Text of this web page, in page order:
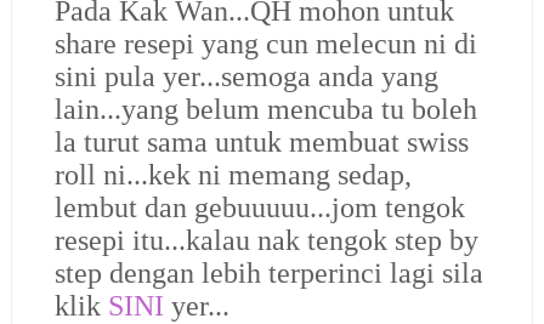
Pada Kak Wan...QH mohon untuk
share resepi yang cun melecun ni di
sini pula yer...semoga anda yang
lain...yang belum mencuba tu boleh
la turut sama untuk membuat swiss
roll ni...kek ni memang sedap,
lembut dan gebuuuuu...jom tengok
resepi itu...kalau nak tengok step by
step dengan lebih terperinci lagi sila
klik SINI yer...